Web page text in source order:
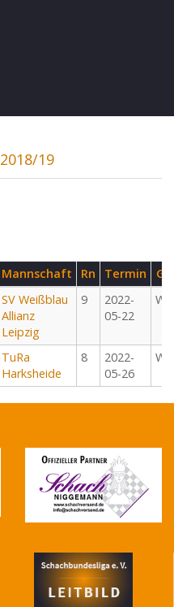
2018/19
Mannschaft Rn Termin
G
SV Weißblau
Allianz
Leipzig
9
2022-
05-22
W
TuRa
Harksheide
8
2022-
05-26
W